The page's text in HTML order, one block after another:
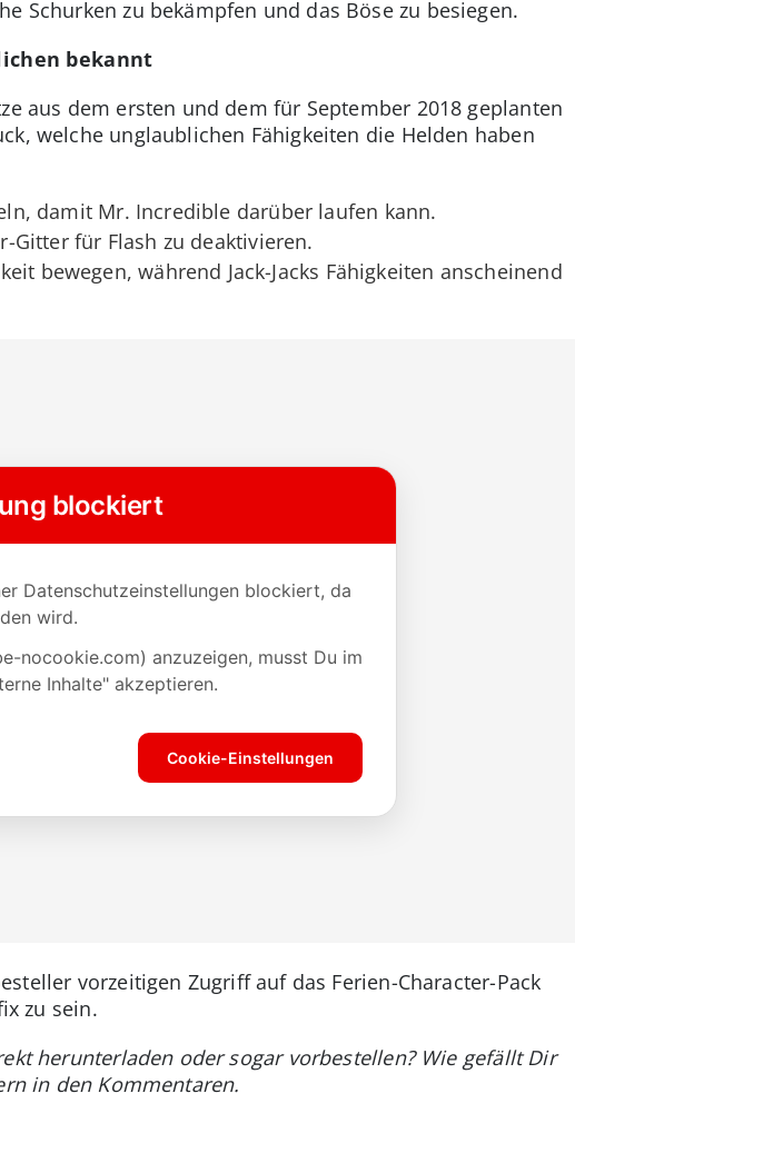
Schurken zu bekämpfen und das Böse zu besiegen.
bekannt
aus dem ersten und dem für September 2018 geplanten
welche unglaublichen Fähigkeiten die Helden haben
damit Mr. Incredible darüber laufen kann.
Gitter für Flash zu deaktivieren.
bewegen, während Jack-Jacks Fähigkeiten anscheinend
vorzeitigen Zugriff auf das Ferien-Character-Pack
zu sein.
herunterladen oder sogar vorbestellen? Wie gefällt Dir
in den Kommentaren.